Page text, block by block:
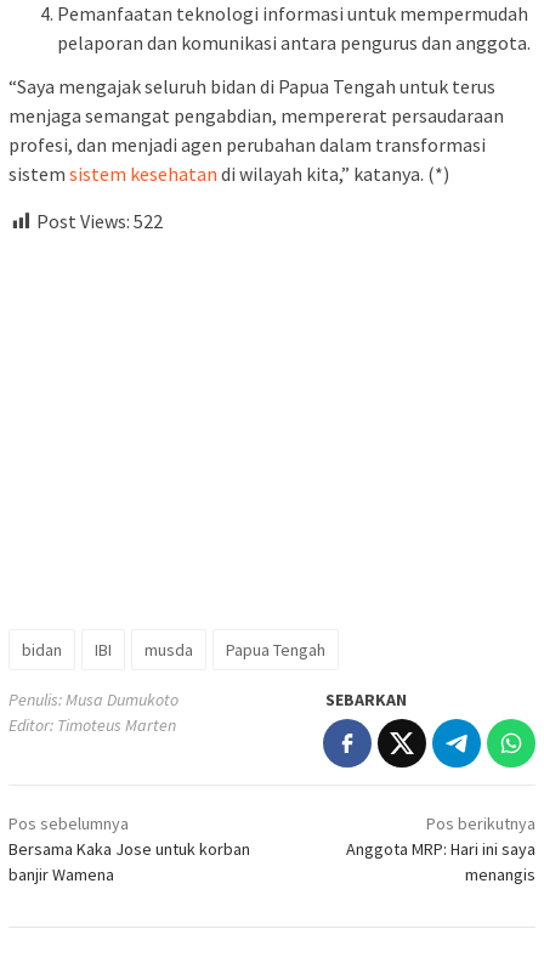
Pemanfaatan teknologi informasi untuk mempermudah
pelaporan dan komunikasi antara pengurus dan anggota.
“Saya mengajak seluruh bidan di Papua Tengah untuk terus
menjaga semangat pengabdian, mempererat persaudaraan
profesi, dan menjadi agen perubahan dalam transformasi
sistem sistem kesehatan di wilayah kita,” katanya. (*)
Post Views: 522
bidan IBI musda Papua Tengah
Penulis: Musa Dumukoto
Editor: Timoteus Marten
SEBARKAN
Navigasi
pos
Pos sebelumnya
Bersama Kaka Jose untuk korban
banjir Wamena
Pos berikutnya
Anggota MRP: Hari ini saya
menangis